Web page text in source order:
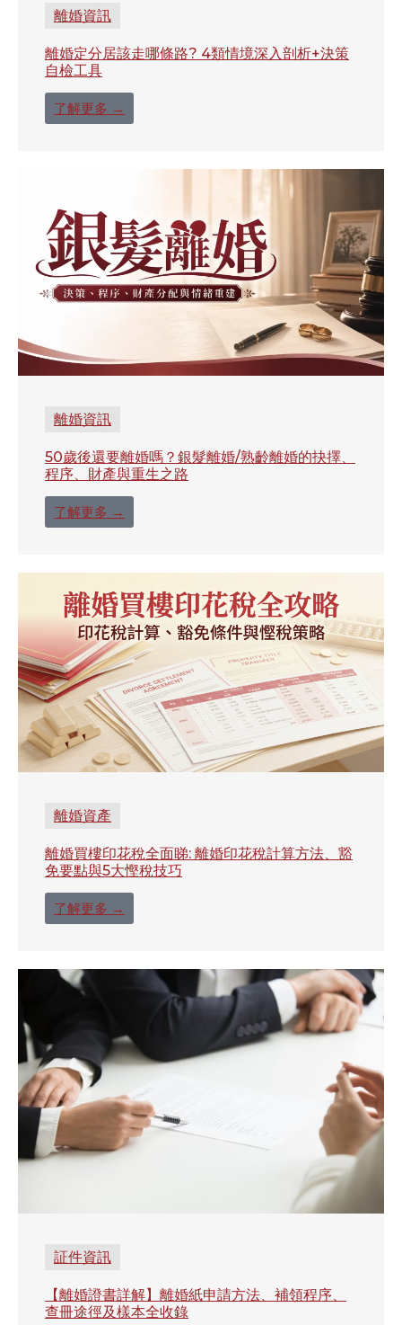
離婚資訊
離婚定分居該走哪條路? 4類情境深入剖析+決策
自檢工具
了解更多 →
離婚資訊
50歲後還要離婚嗎？銀髮離婚/熟齡離婚的抉擇、
程序、財產與重生之路
了解更多 →
離婚資產
離婚買樓印花稅全面睇: 離婚印花稅計算方法、豁
免要點與5大慳稅技巧
了解更多 →
証件資訊
【離婚證書詳解】離婚紙申請方法、補領程序、
查冊途徑及樣本全收錄